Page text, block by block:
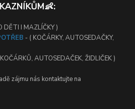
DĚTI I MAZLÍČKY )
- ( KOČÁRKY, AUTOSEDAČKY,
AUTOSEDAČEK, ŽIDLIČEK )
zájmu nás kontaktujte na